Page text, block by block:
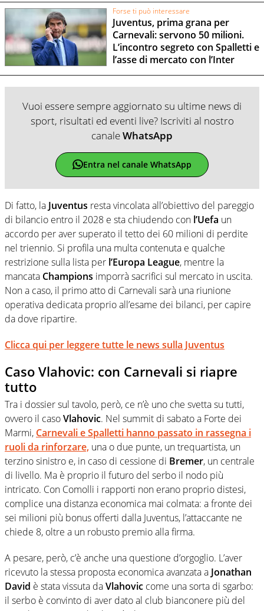
Forse ti può interessare
Juventus, prima grana per
Carnevali: servono 50 milioni.
L’incontro segreto con Spalletti e
l’asse di mercato con l’Inter
Vuoi essere sempre aggiornato su ultime news di
sport, risultati ed eventi live? Iscriviti al nostro
canaleWhatsApp
Entra nel canale WhatsApp
Di fatto, la Juventus resta vincolata all’obiettivo del pareggio
di bilancio entro il 2028 e sta chiudendo con l’Uefa un
accordo per aver superato il tetto dei 60 milioni di perdite
nel triennio. Si profila una multa contenuta e qualche
restrizione sulla lista per l’Europa League, mentre la
mancata Champions imporrà sacrifici sul mercato in uscita.
Non a caso, il primo atto di Carnevali sarà una riunione
operativa dedicata proprio all’esame dei bilanci, per capire
da dove ripartire.
Clicca qui per leggere tutte le news sulla Juventus
Caso Vlahovic: con Carnevali si riapre
tutto
Tra i dossier sul tavolo, però, ce n’è uno che svetta su tutti,
ovvero il casoVlahovic. Nel summit di sabato a Forte dei
Marmi, CarnevalieSpalletti hanno passato in rassegna i
ruoli da rinforzare, una o due punte, un trequartista, un
terzino sinistro e, in caso di cessione di Bremer, un centrale
di livello. Ma è proprio il futuro del serbo il nodo più
intricato. Con Comolli i rapporti non erano proprio distesi,
complice una distanza economica mai colmata: a fronte dei
sei milioni più bonus offerti dalla Juventus, l’attaccante ne
chiede 8, oltre a un robusto premio alla firma.
A pesare, però, c’è anche una questione d’orgoglio. L’aver
ricevuto la stessa proposta economica avanzata a Jonathan
David è stata vissuta daVlahovic come una sorta di sgarbo:
il serbo è convinto di aver dato al club bianconere più del